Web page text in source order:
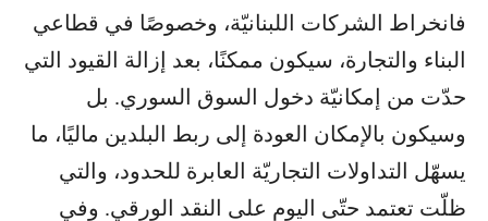
فانخراط الشركات اللبنانيّة، وخصوصًا في قطاعي
البناء والتجارة، سيكون ممكنًا، بعد إزالة القيود التي
حدّت من إمكانيّة دخول السوق السوري. بل
وسيكون بالإمكان العودة إلى ربط البلدين ماليًا، ما
يسهّل التداولات التجاريّة العابرة للحدود، والتي
ظلّت تعتمد حتّى اليوم على النقد الورقي. وفي